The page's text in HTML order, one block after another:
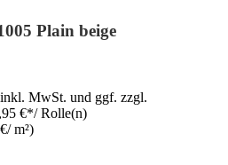
Plain beige
MwSt. und ggf. zzgl.
€*/ Rolle(n)
/ m²)